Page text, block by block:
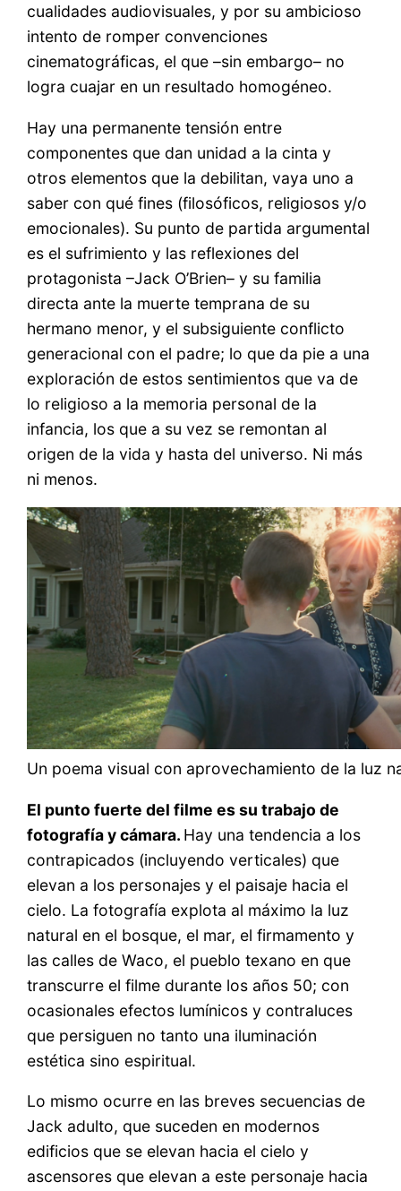
cualidades audiovisuales, y por su ambicioso
intento de romper convenciones
cinematográficas, el que –sin embargo– no
logra cuajar en un resultado homogéneo.
Hay una permanente tensión entre
componentes que dan unidad a la cinta y
otros elementos que la debilitan, vaya uno a
saber con qué fines (filosóficos, religiosos y/o
emocionales). Su punto de partida argumental
es el sufrimiento y las reflexiones del
protagonista –Jack O’Brien– y su familia
directa ante la muerte temprana de su
hermano menor, y el subsiguiente conflicto
generacional con el padre; lo que da pie a una
exploración de estos sentimientos que va de
lo religioso a la memoria personal de la
infancia, los que a su vez se remontan al
origen de la vida y hasta del universo. Ni más
ni menos.
Un poema visual con aprovechamiento de la luz
El punto fuerte del filme es su trabajo de
fotografía y cámara. Hay una tendencia a los
contrapicados (incluyendo verticales) que
elevan a los personajes y el paisaje hacia el
cielo. La fotografía explota al máximo la luz
natural en el bosque, el mar, el firmamento y
las calles de Waco, el pueblo texano en que
transcurre el filme durante los años 50; con
ocasionales efectos lumínicos y contraluces
que persiguen no tanto una iluminación
estética sino espiritual.
Lo mismo ocurre en las breves secuencias de
Jack adulto, que suceden en modernos
edificios que se elevan hacia el cielo y
ascensores que elevan a este personaje hacia